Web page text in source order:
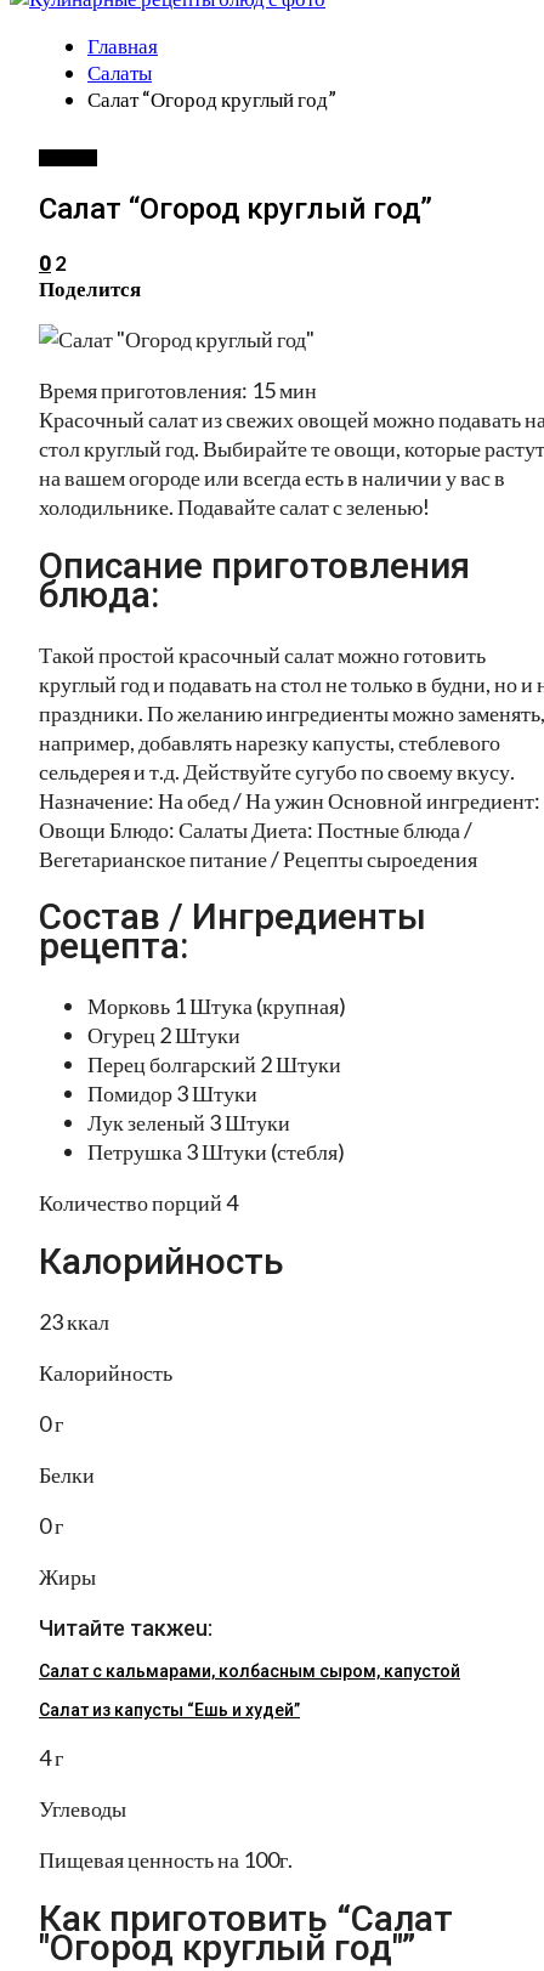
Главная
Салаты
Салат “Огород круглый год”
Салат “Огород круглый год”
0 2
Поделится
Время приготовления: 15 мин
Красочный салат из свежих овощей можно подавать
стол круглый год. Выбирайте те овощи, которые растут
на вашем огороде или всегда есть в наличии у вас в
холодильнике. Подавайте салат с зеленью!
Описание приготовления
блюда:
Такой простой красочный салат можно готовить
круглый год и подавать на стол не только в будни, но и
праздники. По желанию ингредиенты можно заменять,
например, добавлять нарезку капусты, стеблевого
сельдерея и т.д. Действуйте сугубо по своему вкусу.
Назначение: На обед / На ужин Основной ингредиент:
Овощи Блюдо: Салаты Диета: Постные блюда /
Вегетарианское питание / Рецепты сыроедения
Состав / Ингредиенты
рецепта:
Морковь 1 Штука (крупная)
Огурец 2 Штуки
Перец болгарский 2 Штуки
Помидор 3 Штуки
Лук зеленый 3 Штуки
Петрушка 3 Штуки (стебля)
Количество порций 4
Калорийность
23 ккал
Калорийность
0 г
Белки
0 г
Жиры
Читайте такжеu:
Салат с кальмарами, колбасным сыром, капустой
Салат из капусты “Ешь и худей”
4 г
Углеводы
Пищевая ценность на 100г.
Как приготовить “Салат
"Огород круглый год"”